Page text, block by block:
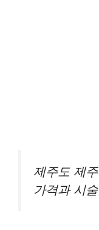
제주도 제
가격과 시